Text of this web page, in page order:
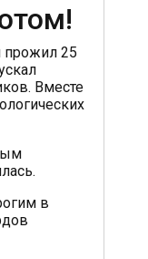
прожил 25
Вместе
в